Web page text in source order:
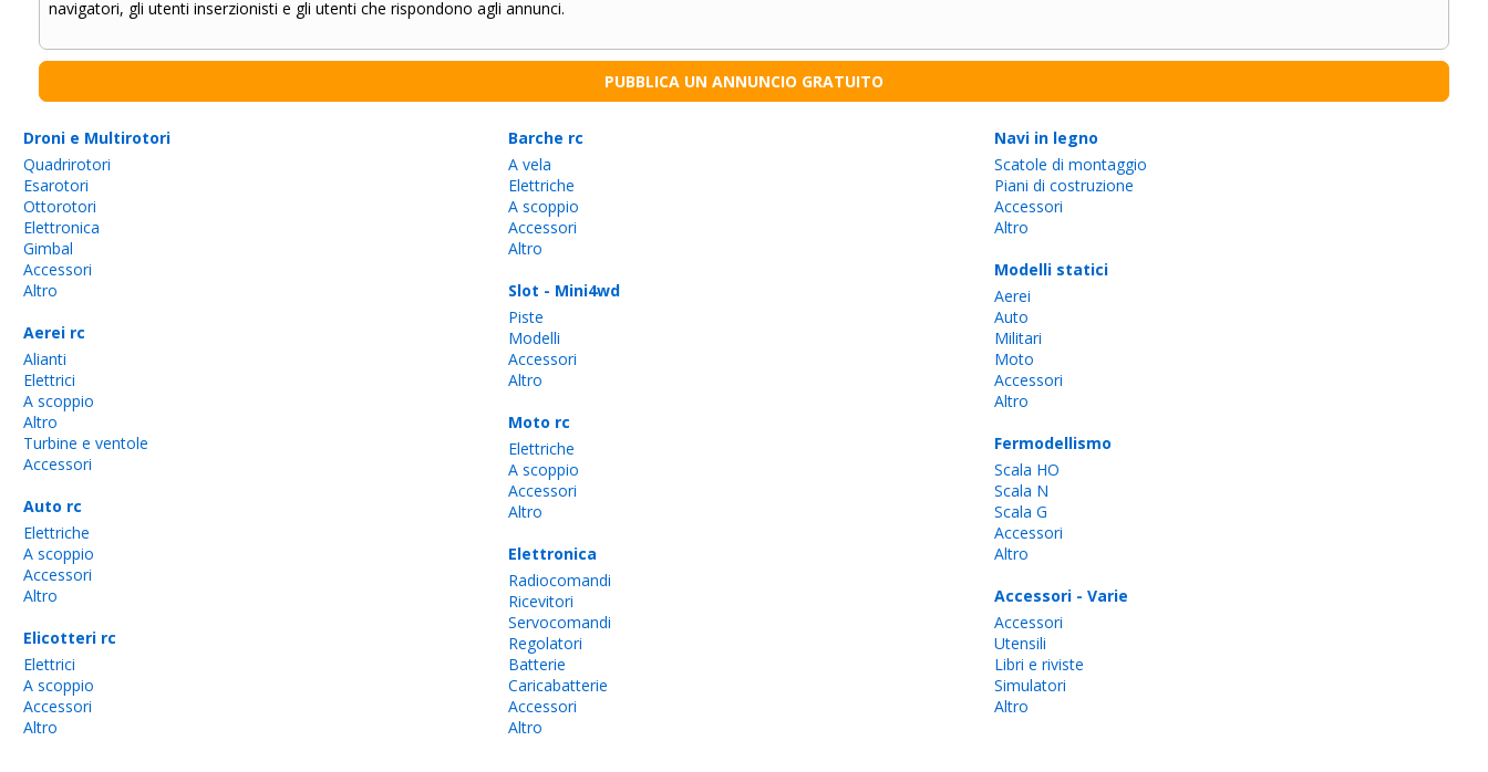
navigatori, gli utenti inserzionisti e gli utenti che rispondono agli annunci.
PUBBLICA UN ANNUNCIO GRATUITO
Droni e Multirotori
Quadrirotori
Esarotori
Ottorotori
Elettronica
Gimbal
Accessori
Altro
Aerei rc
Alianti
Elettrici
A scoppio
Altro
Turbine e ventole
Accessori
Auto rc
Elettriche
A scoppio
Accessori
Altro
Elicotteri rc
Elettrici
A scoppio
Accessori
Altro
Barche rc
A vela
Elettriche
A scoppio
Accessori
Altro
Slot - Mini4wd
Piste
Modelli
Accessori
Altro
Moto rc
Elettriche
A scoppio
Accessori
Altro
Elettronica
Radiocomandi
Ricevitori
Servocomandi
Regolatori
Batterie
Caricabatterie
Accessori
Altro
Navi in legno
Scatole di montaggio
Piani di costruzione
Accessori
Altro
Modelli statici
Aerei
Auto
Militari
Moto
Accessori
Altro
Fermodellismo
Scala HO
Scala N
Scala G
Accessori
Altro
Accessori - Varie
Accessori
Utensili
Libri e riviste
Simulatori
Altro